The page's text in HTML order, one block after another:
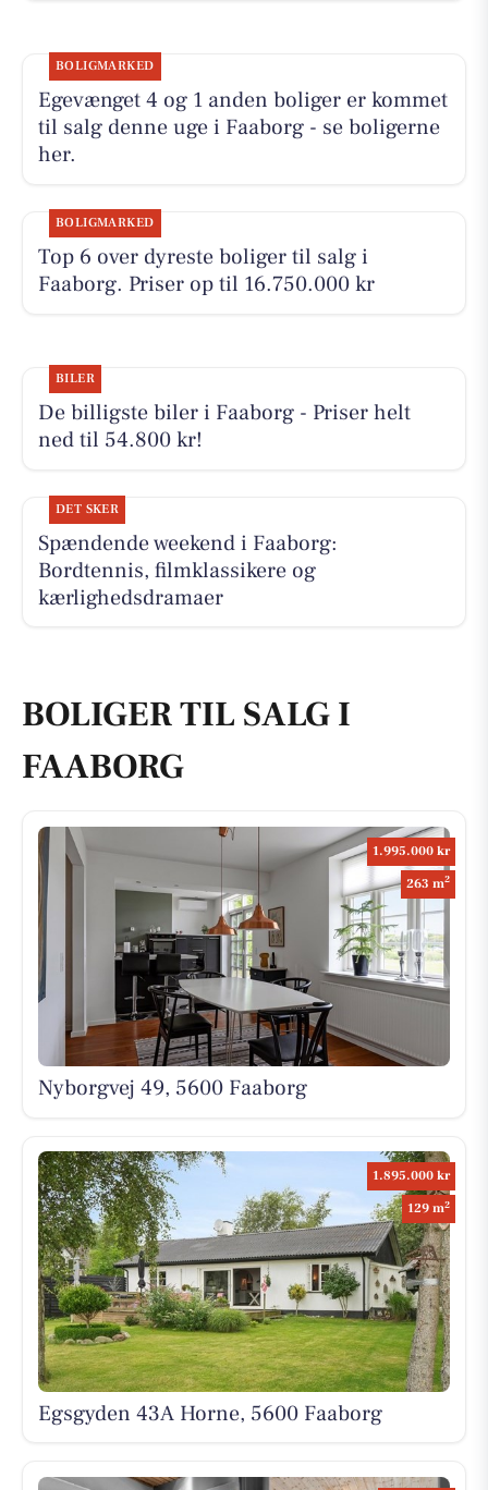
BOLIGMARKED
Egevænget 4 og 1 anden boliger er kommet
til salg denne uge i Faaborg - se boligerne
her.
BOLIGMARKED
Top 6 over dyreste boliger til salg i
Faaborg. Priser op til 16.750.000 kr
BILER
De billigste biler i Faaborg - Priser helt
ned til 54.800 kr!
DET SKER
Spændende weekend i Faaborg:
Bordtennis, filmklassikere og
kærlighedsdramaer
BOLIGER TIL SALG I
FAABORG
1.995.000 kr
263 m2
Nyborgvej 49, 5600 Faaborg
1.895.000 kr
129 m2
Egsgyden 43A Horne, 5600 Faaborg